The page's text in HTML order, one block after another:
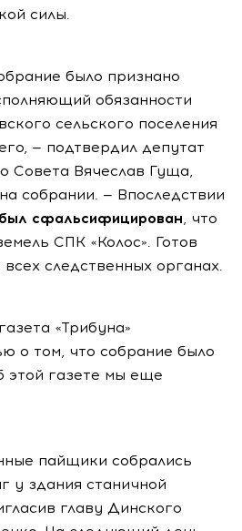
силы.
было признано
обязанности
сельского поселения
— подтвердил депутат
Совета Вячеслав Гуща,
собрании. — Впоследствии
сфальсифицирован, что
СПК «Колос». Готов
следственных органах.
«Трибуна»
о том, что собрание было
этой газете мы еще
пайщики собрались
у здания станичной
главу Динского